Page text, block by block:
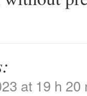
at 19 h 20